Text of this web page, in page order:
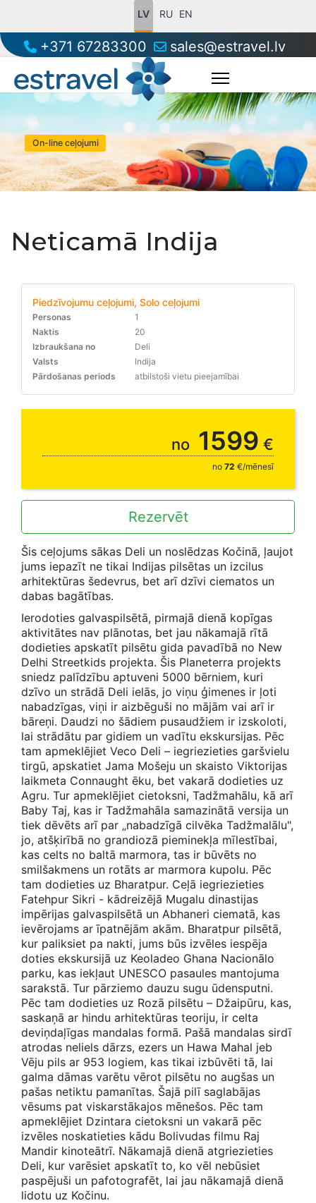
LV RU EN
+371 67283300 sales@estravel.lv
On-line ceļojumi
Neticamā Indija
Piedzīvojumu ceļojumi, Solo ceļojumi
Personas
1
Naktis
20
Izbraukšana no
Deli
Valsts
Indija
Pārdošanas periods
atbilstoši vietu pieejamībai
no 1599 €
no 72 €/mēnesī
Rezervēt
Šis ceļojums sākas Deli un noslēdzas Kočinā, ļaujot
jums iepazīt ne tikai Indijas pilsētas un izcilus
arhitektūras šedevrus, bet arī dzīvi ciematos un
dabas bagātības.
Ierodoties galvaspilsētā, pirmajā dienā kopīgas
aktivitātes nav plānotas, bet jau nākamajā rītā
dodieties apskatīt pilsētu gida pavadībā no New
Delhi Streetkids projekta. Šis Planeterra projekts
sniedz palīdzību aptuveni 5000 bērniem, kuri
dzīvo un strādā Deli ielās, jo viņu ģimenes ir ļoti
nabadzīgas, viņi ir aizbēguši no mājām vai arī ir
bāreņi. Daudzi no šādiem pusaudžiem ir izskoloti,
lai strādātu par gidiem un vadītu ekskursijas. Pēc
tam apmeklējiet Veco Deli – iegriezieties garšvielu
tirgū, apskatiet Jama Mošeju un skaisto Viktorijas
laikmeta Connaught ēku, bet vakarā dodieties uz
Agru. Tur apmeklējiet cietoksni, Tadžmahālu, kā arī
Baby Taj, kas ir Tadžmahāla samazinātā versija un
tiek dēvēts arī par „nabadzīgā cilvēka Tadžmalālu",
jo, atšķirībā no grandiozā pieminekļa mīlestībai,
kas celts no baltā marmora, tas ir būvēts no
smilšakmens un rotāts ar marmora kupolu. Pēc
tam dodieties uz Bharatpur. Ceļā iegriezieties
Fatehpur Sikri - kādreizējā Mugalu dinastijas
impērijas galvaspilsētā un Abhaneri ciematā, kas
ievērojams ar īpatnējām akām. Bharatpur pilsētā,
kur paliksiet pa nakti, jums būs izvēles iespēja
doties ekskursijā uz Keoladeo Ghana Nacionālo
parku, kas iekļaut UNESCO pasaules mantojuma
sarakstā. Tur pārziemo dauzu sugu ūdensputni.
Pēc tam dodieties uz Rozā pilsētu – Džaipūru, kas,
saskaņā ar hindu arhitektūras teoriju, ir celta
deviņdaļīgas mandalas formā. Pašā mandalas sirdī
atrodas neliels dārzs, ezers un Hawa Mahal jeb
Vēju pils ar 953 logiem, kas tikai izbūvēti tā, lai
galma dāmas varētu vērot pilsētu no augšas un
pašas netiktu pamanītas. Šajā pilī saglabājas
vēsums pat viskarstākajos mēnešos. Pēc tam
apmeklējiet Dzintara cietoksni un vakarā pēc
izvēles noskatieties kādu Bolivudas filmu Raj
Mandir kinoteātrī. Nākamajā dienā atgriezieties
Deli, kur varēsiet apskatīt to, ko vēl nebūsiet
paspējuši un pafotografēt, lai jau nākamajā dienā
lidotu uz Kočinu.